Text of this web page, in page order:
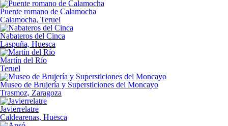
Puente romano de Calamocha
Calamocha, Teruel
Nabateros del Cinca
Laspuña, Huesca
Martín del Río
Teruel
Museo de Brujería y Supersticiones del Moncayo
Trasmoz, Zaragoza
Javierrelatre
Caldearenas, Huesca